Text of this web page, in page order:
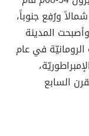
شمالاً ورُفِع جنوباً،
المدينة
في عام
السابع